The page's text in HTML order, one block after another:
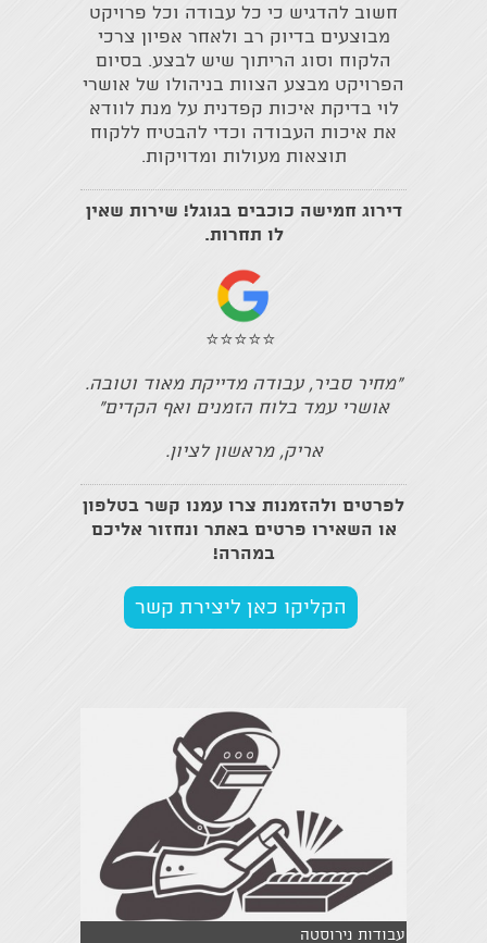
חשוב להדגיש כי כל עבודה וכל פרויקט
מבוצעים בדיוק רב ולאחר אפיון צרכי
הלקוח וסוג הריתוך שיש לבצע. בסיום
הפרויקט מבצע הצוות בניהולו של אושרי
לוי בדיקת איכות קפדנית על מנת לוודא
את איכות העבודה וכדי להבטיח ללקוח
תוצאות מעולות ומדויקות.
דירוג חמישה כוכבים בגוגל! שירות שאין
לו תחרות.
⭐⭐⭐⭐⭐
"מחיר סביר, עבודה מדייקת מאוד וטובה.
אושרי עמד בלוח הזמנים ואף הקדים"
אריק, מראשון לציון.
לפרטים ולהזמנות צרו עמנו קשר בטלפון
או השאירו פרטים באתר ונחזור אליכם
במהרה!
הקליקו כאן ליצירת קשר
עבודות נירוסטה